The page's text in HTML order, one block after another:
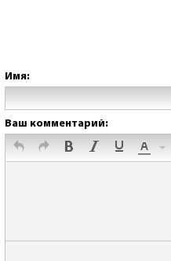
Имя:
Ваш комментарий: